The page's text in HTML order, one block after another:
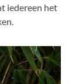
iedereen het